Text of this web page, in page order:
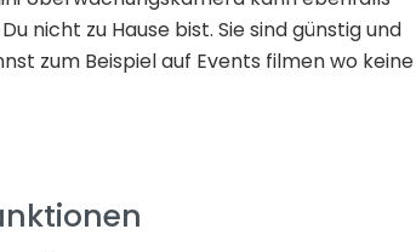
nicht zu Hause bist. Sie sind günstig und
zum Beispiel auf Events filmen wo keine